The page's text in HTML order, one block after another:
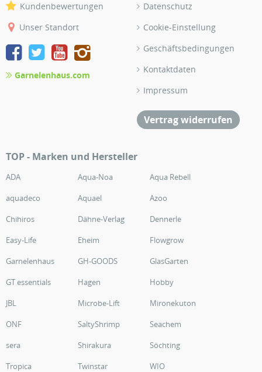
Kundenbewertungen
Unser Standort
Garnelenhaus.com
Datenschutz
Cookie-Einstellung
Geschäftsbedingungen
Kontaktdaten
Impressum
Vertrag widerrufen
TOP - Marken und Hersteller
ADA Aqua-Noa
Aqua Rebell
aquadeco
Aquael
Azoo
Chihiros
Dähne-Verlag
Dennerle
Easy-Life
Eheim
Flowgrow
Garnelenhaus
GH-GOODS
GlasGarten
GT essentials
Hagen
Hobby
JBL
Microbe-Lift
Mironekuton
ONF
SaltyShrimp
Seachem
sera
Shirakura
Söchting
Tropica
Twinstar WIO